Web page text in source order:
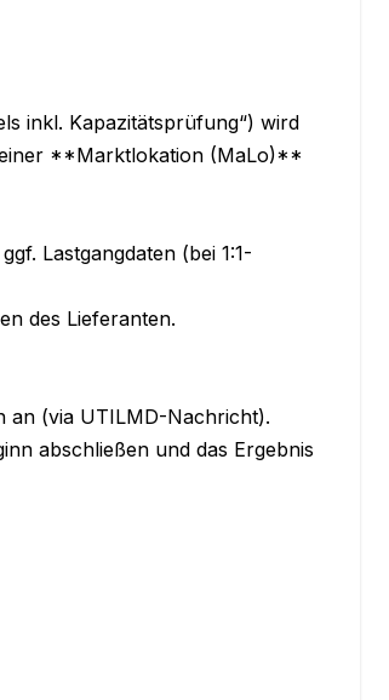
inkl. Kapazitätsprüfung“) wird
**Marktlokation (MaLo)**
Lastgangdaten (bei 1:1-
des Lieferanten.
(via UTILMD-Nachricht).
abschließen und das Ergebnis